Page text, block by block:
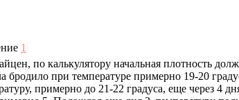
1
по калькулятору начальная плотность
при температуре примерно 19-20
примерно до 21-22 градуса, еще через 4